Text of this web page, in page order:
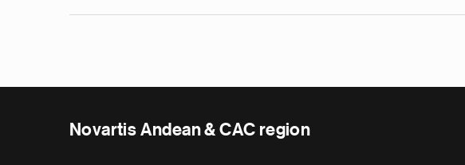
Novartis Andean & CAC region